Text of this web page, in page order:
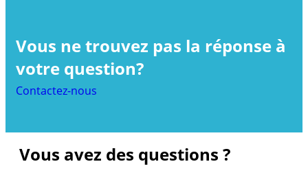
Vous ne trouvez pas la réponse à
votre question?
Contactez-nous
Vous avez des questions ?